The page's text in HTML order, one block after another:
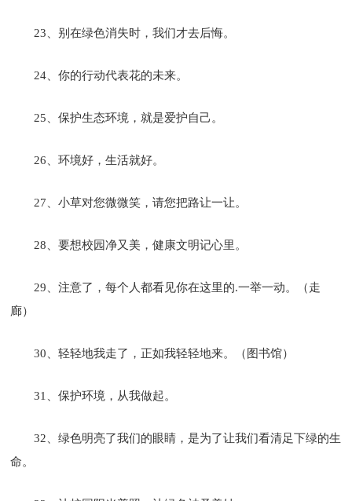
23、别在绿色消失时，我们才去后悔。
24、你的行动代表花的未来。
25、保护生态环境，就是爱护自己。
26、环境好，生活就好。
27、小草对您微微笑，请您把路让一让。
28、要想校园净又美，健康文明记心里。
29、注意了，每个人都看见你在这里的.一举一动。（走
廊）
30、轻轻地我走了，正如我轻轻地来。（图书馆）
31、保护环境，从我做起。
32、绿色明亮了我们的眼睛，是为了让我们看清足下绿的生
命。